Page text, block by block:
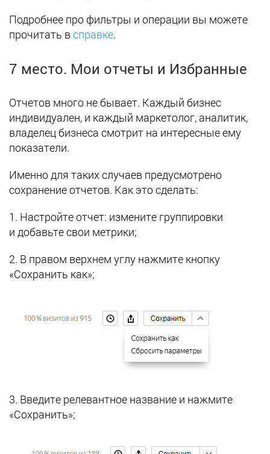
Подробнее про фильтры и операции вы можете
прочитать в справке.
7 место. Мои отчеты и Избранные
Отчетов много не бывает. Каждый бизнес
индивидуален, и каждый маркетолог, аналитик,
владелец бизнеса смотрит на интересные ему
показатели.
Именно для таких случаев предусмотрено
сохранение отчетов. Как это сделать:
1. Настройте отчет: измените группировки
и добавьте свои метрики;
2. В правом верхнем углу нажмите кнопку
«Сохранить как»;
3. Введите релевантное название и нажмите
«Сохранить»;